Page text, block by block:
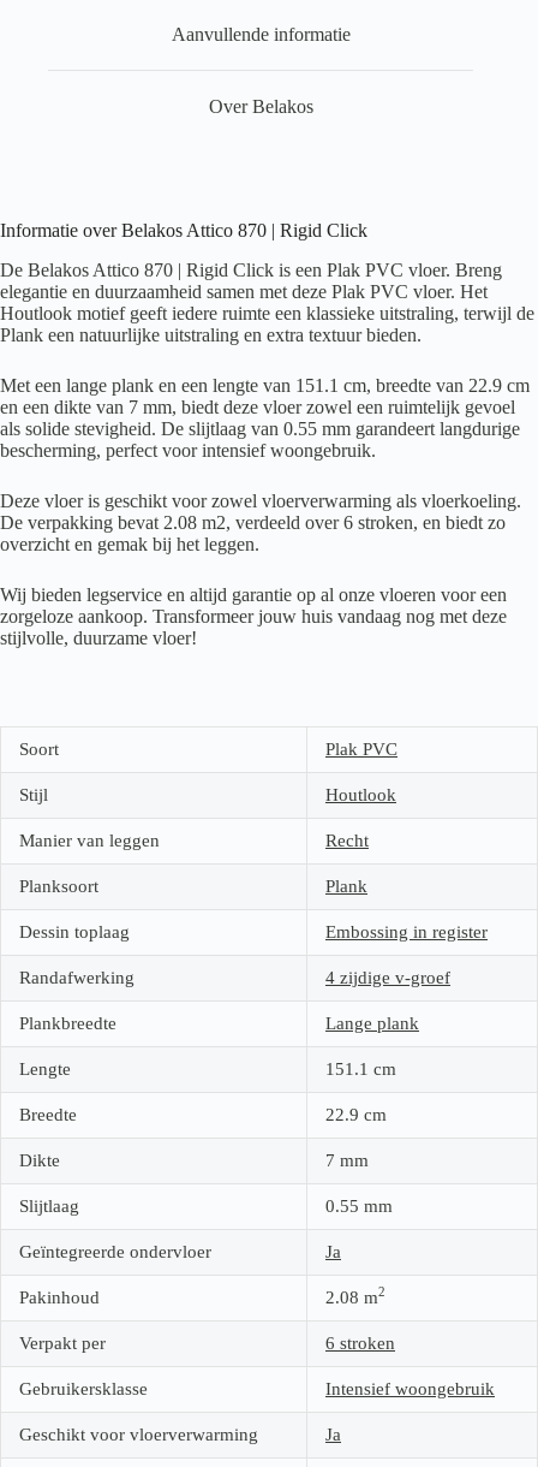
Aanvullende informatie
Over Belakos
Informatie over Belakos Attico 870 | Rigid Click
De Belakos Attico 870 | Rigid Click is een Plak PVC vloer. Breng
elegantie en duurzaamheid samen met deze Plak PVC vloer. Het
Houtlook motief geeft iedere ruimte een klassieke uitstraling, terwijl de
Plank een natuurlijke uitstraling en extra textuur bieden.
Met een lange plank en een lengte van 151.1 cm, breedte van 22.9 cm
en een dikte van 7 mm, biedt deze vloer zowel een ruimtelijk gevoel
als solide stevigheid. De slijtlaag van 0.55 mm garandeert langdurige
bescherming, perfect voor intensief woongebruik.
Deze vloer is geschikt voor zowel vloerverwarming als vloerkoeling.
De verpakking bevat 2.08 m2, verdeeld over 6 stroken, en biedt zo
overzicht en gemak bij het leggen.
Wij bieden legservice en altijd garantie op al onze vloeren voor een
zorgeloze aankoop. Transformeer jouw huis vandaag nog met deze
stijlvolle, duurzame vloer!
Soort Plak PVC
Stijl Houtlook
Manier van leggen Recht
Planksoort Plank
Dessin toplaag Embossing in register
Randafwerking 4 zijdige v-groef
Plankbreedte Lange plank
Lengte 151.1 cm
Breedte 22.9 cm
Dikte 7 mm
Slijtlaag 0.55 mm
Geïntegreerde ondervloer Ja
Pakinhoud 2.08 m2
Verpakt per 6 stroken
Gebruikersklasse Intensief woongebruik
Geschikt voor vloerverwarming Ja